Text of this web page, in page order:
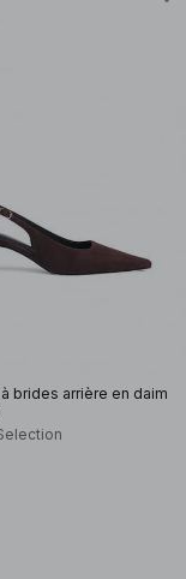
brides arrière en daim